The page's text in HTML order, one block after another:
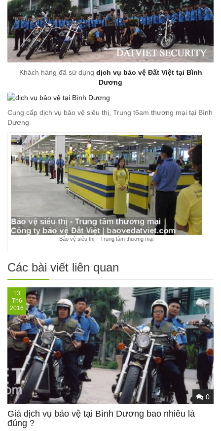
Khách hàng đã sử dụng dịch vụ bảo vệ Đất Việt tại Bình
Dương
Cung cấp dịch vụ bảo vệ siêu thị, Trung t6am thương mại tại Bình
Dương
Bảo vệ siêu thị – Trung tâm thương mại
Các bài viết liên quan
13
Th6
2016
0
Giá dịch vụ bảo vệ tại Bình Dương bao nhiêu là
đúng ?